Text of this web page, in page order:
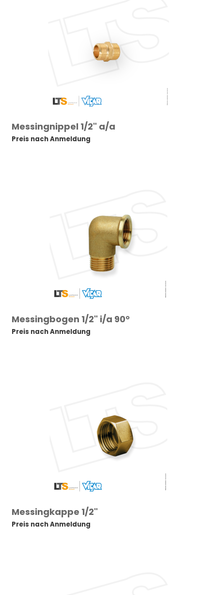
Messingnippel 1/2" a/a
Preis nach Anmeldung
Messingbogen 1/2" i/a 90°
Preis nach Anmeldung
Messingkappe 1/2"
Preis nach Anmeldung